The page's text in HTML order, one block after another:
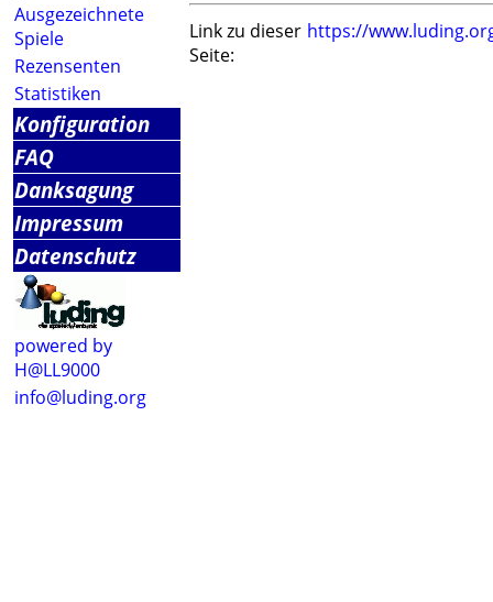
Ausgezeichnete
Spiele
Rezensenten
Statistiken
Konfiguration
FAQ
Danksagung
Impressum
Datenschutz
powered by
H@LL9000
info@luding.org
Link zu dieser
Seite:
https://